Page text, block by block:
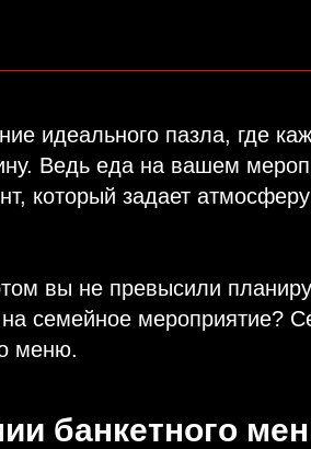
идеального пазла, где
Ведь еда на вашем
который задает
вы не превысили
семейное мероприятие?
меню.
банкетного